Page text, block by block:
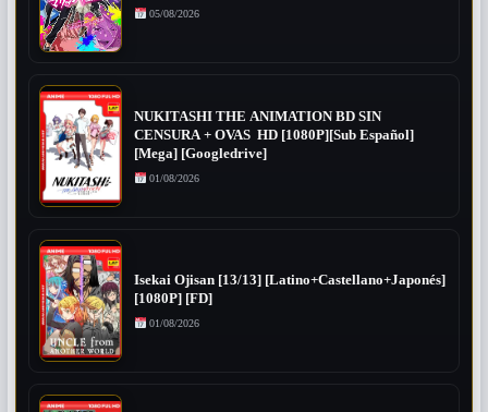
05/08/2026
NUKITASHI THE ANIMATION BD SIN
CENSURA + OVAS HD [1080P][Sub Español]
[Mega] [Googledrive]
01/08/2026
Isekai Ojisan [13/13] [Latino+Castellano+Japonés]
[1080P] [FD]
01/08/2026